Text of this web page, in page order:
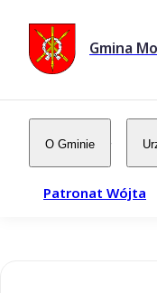
Gmina
O Gminie
Patronat Wójta